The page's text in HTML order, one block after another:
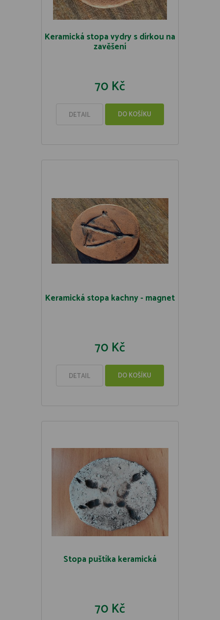
Keramická stopa vydry s dírkou na
zavěšení
70 Kč
DETAIL DO KOŠÍKU
Keramická stopa kachny - magnet
70 Kč
DETAIL DO KOŠÍKU
Stopa puštíka keramická
70 Kč